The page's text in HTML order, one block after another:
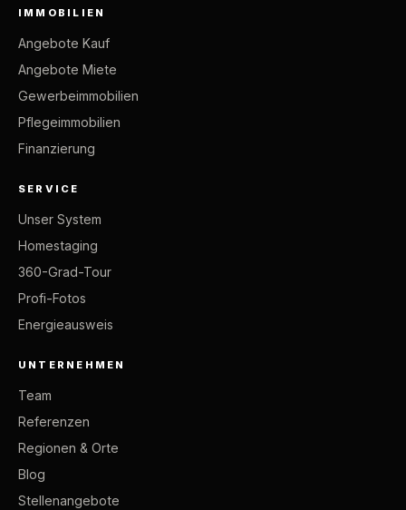
IMMOBILIEN
Angebote Kauf
Angebote Miete
Gewerbeimmobilien
Pflegeimmobilien
Finanzierung
SERVICE
Unser System
Homestaging
360-Grad-Tour
Profi-Fotos
Energieausweis
UNTERNEHMEN
Team
Referenzen
Regionen & Orte
Blog
Stellenangebote